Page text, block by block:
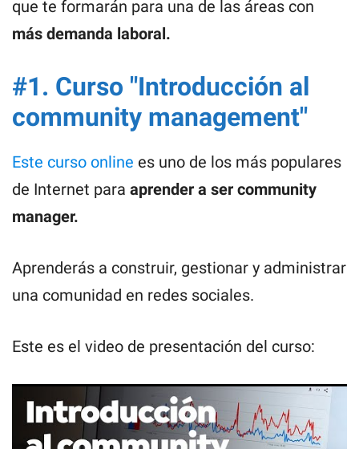
que te formarán para una de las áreas con
más demanda laboral.
#1. Curso "Introducción al
community management"
Este curso online es uno de los más populares
de Internet para aprender a ser community
manager.
Aprenderás a construir, gestionar y administrar
una comunidad en redes sociales.
Este es el video de presentación del curso: